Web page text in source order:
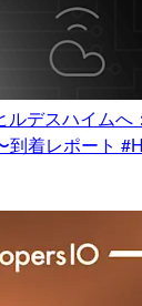
ルデスハイムへ
到着レポート